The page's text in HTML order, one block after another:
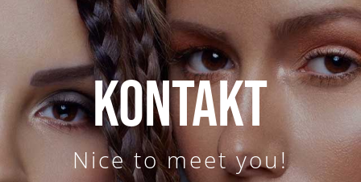
KONTAKT
Nice to meet you!